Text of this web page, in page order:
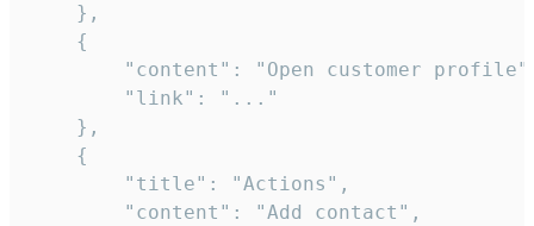
    },
    {
"content": "Open customer
        "link": "..."
    },
    {
        "title": "Actions",
        "content": "Add contact",